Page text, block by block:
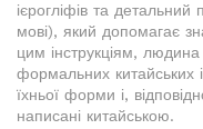
ієрогліфів та
мові), який допомагає
цим інструкціям,
формальних китайських
їхньої форми і,
написані китайською.